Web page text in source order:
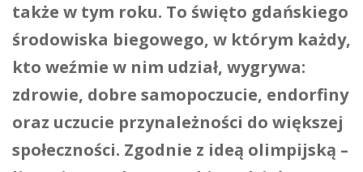
także w tym roku. To święto gdańskiego
środowiska biegowego, w którym każdy,
kto weźmie w nim udział, wygrywa:
zdrowie, dobre samopoczucie, endorfiny
oraz uczucie przynależności do większej
społeczności. Zgodnie z ideą olimpijską –